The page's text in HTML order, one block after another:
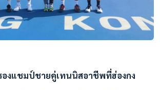
องแชมป์ชายคู่เทนนิสอาชีพที่ฮ่องกง